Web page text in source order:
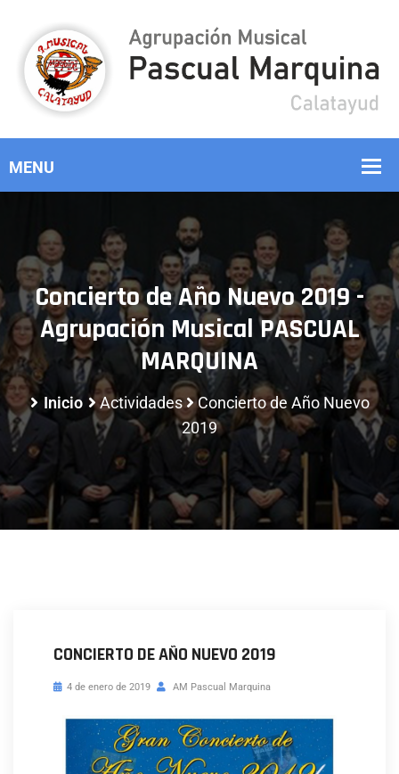
Concierto de Año Nuevo 2019 -
Agrupación Musical PASCUAL
MARQUINA
Inicio Actividades
Concierto de Año Nuevo
2019
CONCIERTO DE AÑO NUEVO 2019
4 de enero de 2019 AM Pascual Marquina